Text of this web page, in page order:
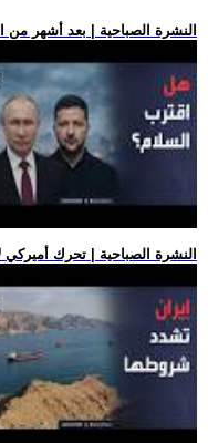
.. النشرة الصباحية | بعد أشهر
.. النشرة الصباحية | تحرك